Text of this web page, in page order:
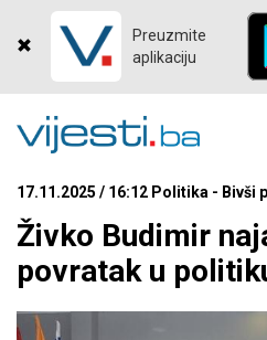
Preuzmite
aplikaciju
17.11.2025 / 16:12 Politika - Bivši
Živko Budimir
povratak u